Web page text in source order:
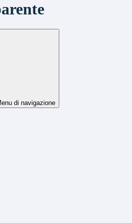
di navigazione